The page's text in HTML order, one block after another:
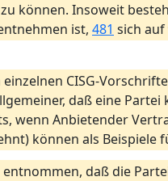
können. Insoweit
ist, 481 sich
CISG-
daß eine
wenn Anbietender
können als
entnommen, daß die